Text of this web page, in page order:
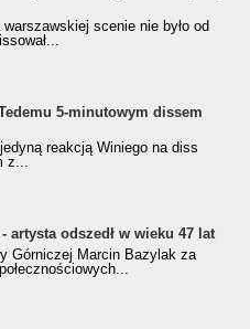
scenie nie było od
5-minutowym dissem
reakcją Winiego na diss
z...
artysta odszedł w wieku 47 lat
Górniczej Marcin Bazylak za